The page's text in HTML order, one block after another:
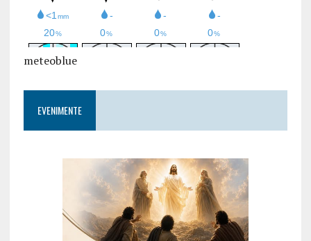
meteoblue
EVENIMENTE